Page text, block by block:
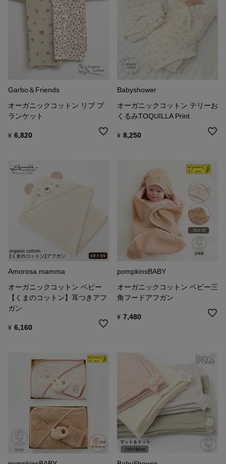
Garbo＆Friends
オーガニックコットン リブ ブ
ランケット
¥ 6,820
Babyshower
オーガニックコットン テリーお
くるみTOQUILLA Print
¥ 8,250
Amorosa mamma
オーガニックコットン ベビー
【くまのコットン】耳つきアフ
ガン
¥ 6,160
pompkinsBABY
オーガニックコットン ベビー三
角フードアフガン
¥ 7,480